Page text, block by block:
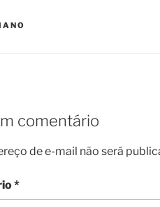
comentário
de e-mail não será
*